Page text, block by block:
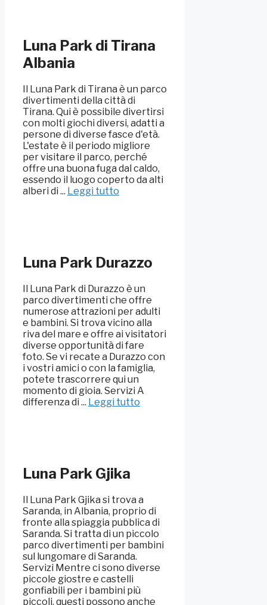
Luna Park di Tirana
Albania
Il Luna Park di Tirana è un parco
divertimenti della città di
Tirana. Qui è possibile divertirsi
con molti giochi diversi, adatti a
persone di diverse fasce d'età.
L'estate è il periodo migliore
per visitare il parco, perché
offre una buona fuga dal caldo,
essendo il luogo coperto da alti
alberi di ... Leggi tutto
Luna Park Durazzo
Il Luna Park di Durazzo è un
parco divertimenti che offre
numerose attrazioni per adulti
e bambini. Si trova vicino alla
riva del mare e offre ai visitatori
diverse opportunità di fare
foto. Se vi recate a Durazzo con
i vostri amici o con la famiglia,
potete trascorrere qui un
momento di gioia. Servizi A
differenza di ... Leggi tutto
Luna Park Gjika
Il Luna Park Gjika si trova a
Saranda, in Albania, proprio di
fronte alla spiaggia pubblica di
Saranda. Si tratta di un piccolo
parco divertimenti per bambini
sul lungomare di Saranda.
Servizi Mentre ci sono diverse
piccole giostre e castelli
gonfiabili per i bambini più
piccoli, questi possono anche